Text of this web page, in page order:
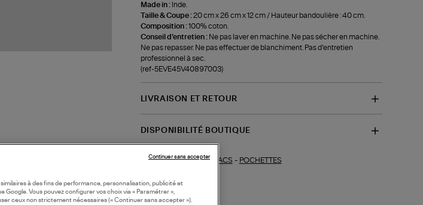
Made in : Inde.
Taille & Coupe :20 cm x 26 cm x 12 cm / Hauteur bandoulière : 40 cm.
Composition :100% coton.
Conseil d'entretien : Ne pas laver en machine. Ne pas sécher en machine.
Ne pas repasser. Ne pas effectuer de blanchiment. Pas d’entretien
professionnel à sec.
(ref-5EVE45V40897003)
LIVRAISON ET RETOUR
DISPONIBILITÉ BOUTIQUE
Collections similaires : SACS - POCHETTES
à des fins de performance, personnalisation, publicité et
Vous pouvez configurer vos choix via « Paramétrer »,
ceux non strictement nécessaires (« Continuer sans accepter »).
Continuer sans accepter